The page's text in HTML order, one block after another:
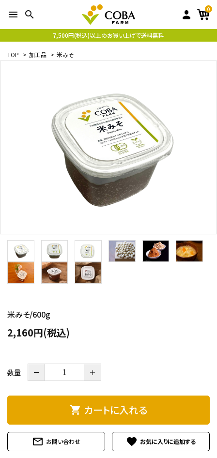
menu search 0
7,500円(税込)以上のお買い上げで送料無料
TOP > 加工品 > 米みそ
米みそ/600g
2,160円(税込)
数量 － ＋
shopping_cart カートに入れる
mail_outline お問い合わせ favorite